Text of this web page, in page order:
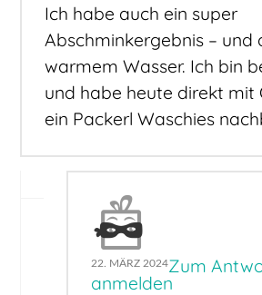
Ich habe auch ein super
Abschminkergebnis – und
warmem Wasser. Ich bin
und habe heute direkt
ein Packerl Waschies
22. MÄRZ 2024Zum
anmelden